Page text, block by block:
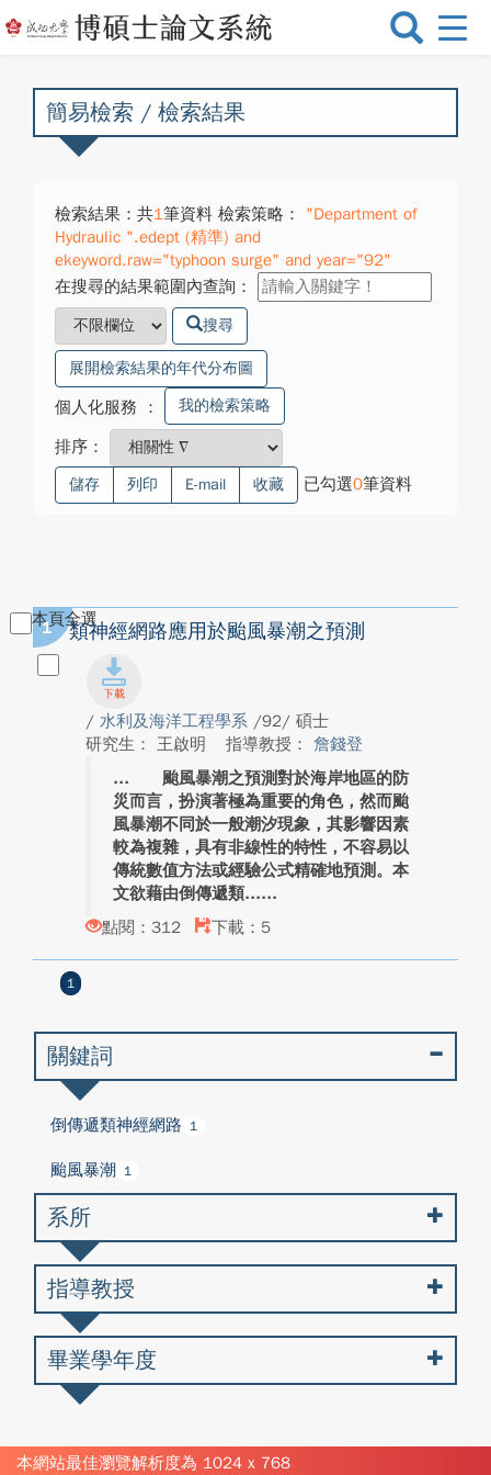
選
換
簡易檢索 / 檢索結果
檢索結果：共1筆資料 檢索策略：
"Department of
Hydraulic ".edept (精準) and
ekeyword.raw="typhoon surge" and year="92"
在搜尋的結果範圍內查詢：
搜尋
展開檢索結果的年代分布圖
個人化服務 ： 我的檢索策略
排序：
儲存 列印 E-mail 收藏 已勾選0筆資料
本頁全選
1 類神經網路應用於颱風暴潮之預測
/ 水利及海洋工程學系 /92/ 碩士
研究生： 王啟明
指導教授： 詹錢登
颱風暴潮之預測對於海岸地區的防
災而言，扮演著極為重要的角色，然而颱
風暴潮不同於一般潮汐現象，其影響因素
較為複雜，具有非線性的特性，不容易以
傳統數值方法或經驗公式精確地預測。本
文欲藉由倒傳遞類...
點閱：312
下載：5
1
關鍵詞
倒傳遞類神經網路 1
颱風暴潮 1
系所
指導教授
畢業學年度
本網站最佳瀏覽解析度為 1024 x 768